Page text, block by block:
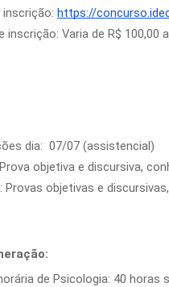
inscrição: https://
inscrição: Varia de R$ 100,00
dia: 07/07 (assistencial)
objetiva e discursiva,
Provas objetivas e
de Psicologia: 40 horas